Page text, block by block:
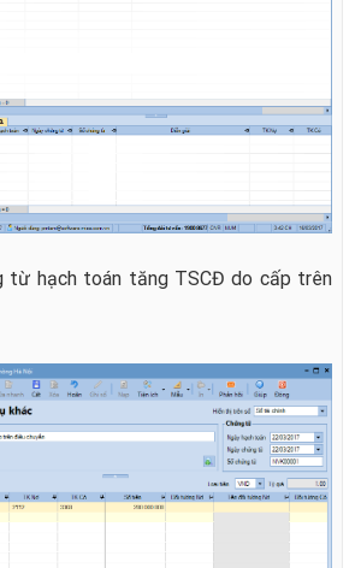
từ hạch toán tăng TSCĐ do cấp trên